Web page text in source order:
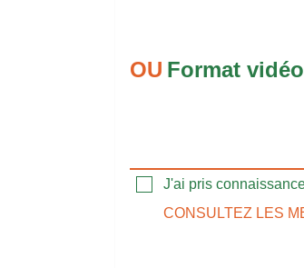
Format
J'ai pris
CONSULTEZ LES